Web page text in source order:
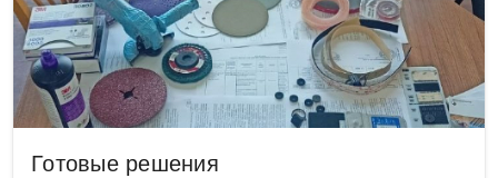
Готовые решения